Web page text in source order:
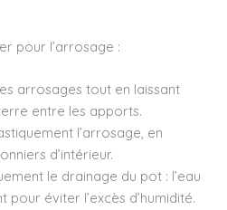
pour l’arrosage :
arrosages tout en laissant
entre les apports.
l’arrosage, en
d’intérieur.
le drainage du pot : l’eau
pour éviter l’excès d’humidité.